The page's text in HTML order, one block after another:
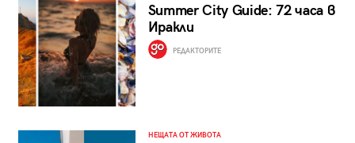
Summer City Guide: 72 часа в
Иракли
РЕДАКТОРИТЕ
НЕЩАТА ОТ ЖИВОТА